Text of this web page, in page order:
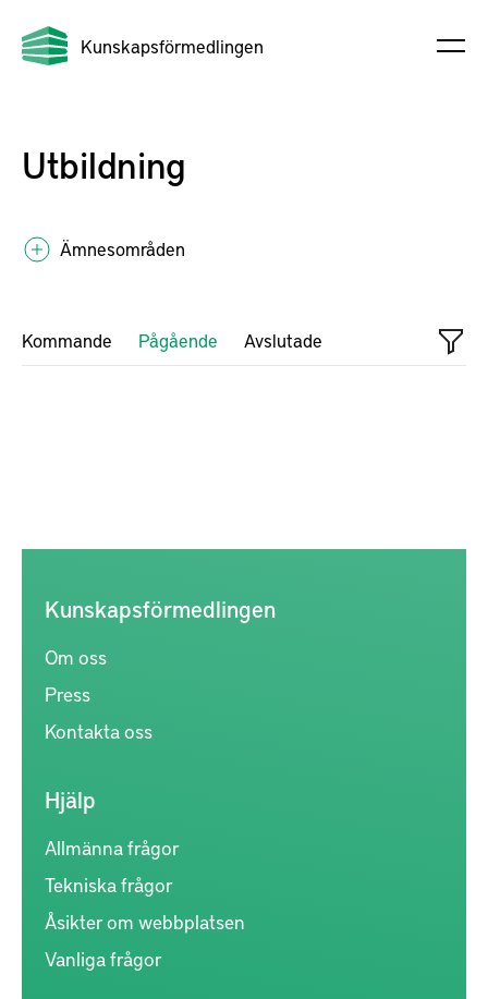
Kunskapsförmedlingen
Utbildning
Ämnesområden
Kommande Pågående Avslutade
Kunskapsförmedlingen
Om oss
Press
Kontakta oss
Hjälp
Allmänna frågor
Tekniska frågor
Åsikter om webbplatsen
Vanliga frågor